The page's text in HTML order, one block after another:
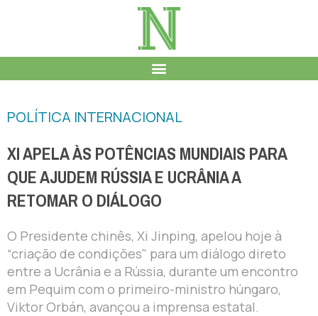
POLÍTICA INTERNACIONAL
XI APELA ÀS POTÊNCIAS MUNDIAIS PARA
QUE AJUDEM RÚSSIA E UCRÂNIA A
RETOMAR O DIÁLOGO
O Presidente chinês, Xi Jinping, apelou hoje à
“criação de condições" para um diálogo direto
entre a Ucrânia e a Rússia, durante um encontro
em Pequim com o primeiro-ministro húngaro,
Viktor Orbán, avançou a imprensa estatal.